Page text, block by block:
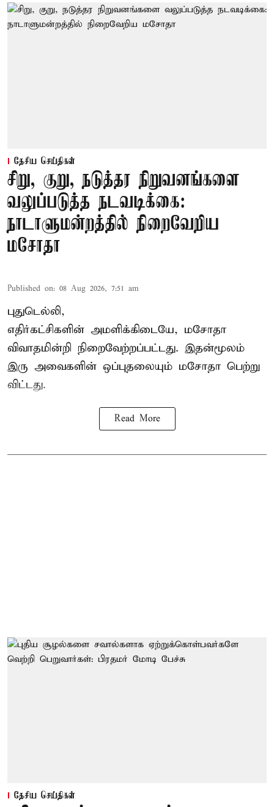
தேசிய செய்திகள்
சிறு, குறு, நடுத்தர நிறுவனங்களை
வலுப்படுத்த நடவடிக்கை:
நாடாளுமன்றத்தில் நிறைவேறிய
மசோதா
Published on: 08 Aug 2026, 7:51 am
புதுடெல்லி,
எதிர்கட்சிகளின் அமளிக்கிடையே, மசோதா
விவாதமின்றி நிறைவேற்றப்பட்டது. இதன்மூலம்
இரு அவைகளின் ஒப்புதலையும் மசோதா பெற்று
விட்டது.
Read More
தேசிய செய்திகள்